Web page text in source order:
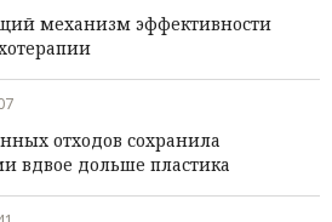
механизм эффективности
отходов сохранила
вдвое дольше пластика